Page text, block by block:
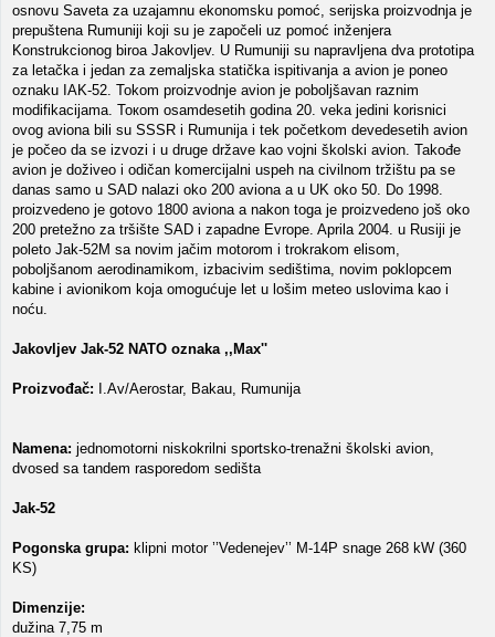
osnovu Saveta za uzajamnu ekonomsku pomoć, serijska proizvodnja je
prepuštena Rumuniji koji su je započeli uz pomoć inženjera
Konstrukcionog biroa Jakovljev. U Rumuniji su napravljena dva prototipa
za letačka i jedan za zemaljska statička ispitivanja a avion je poneo
oznaku IAK-52. Tokom proizvodnje avion je poboljšavan raznim
modifikacijama. Toкom osamdesetih godina 20. veka jedini korisnici
ovog aviona bili su SSSR i Rumunija i tek početkom devedesetih avion
je počeo da se izvozi i u druge države kao vojni školski avion. Takođe
avion je doživeo i odičan komercijalni uspeh na civilnom tržištu pa se
danas samo u SAD nalazi oko 200 aviona a u UK oko 50. Do 1998.
proizvedeno je gotovo 1800 aviona a nakon toga je proizvedeno još oko
200 pretežno za tršište SAD i zapadne Evrope. Aprila 2004. u Rusiji je
poleto Jak-52M sa novim jačim motorom i trokrakom elisom,
poboljšanom aerodinamikom, izbacivim sedištima, novim poklopcem
kabine i avionikom koja omogućuje let u lošim meteo uslovima kao i
noću.
Jakovljev Jak-52 NATO oznaka ,,Max''
Proizvođač: I.Av/Aerostar, Bakau, Rumunija
Namena: jednomotorni niskokrilni sportsko-trenažni školski avion,
dvosed sa tandem rasporedom sedišta
Jak-52
Pogonska grupa: klipni motor ’’Vedenejev’’ M-14P snage 268 kW (360
KS)
Dimenzije:
dužina 7,75 m